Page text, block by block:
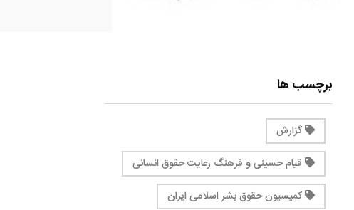
برچسب ها
گزارش
قیام حسینی و فرهنگ رعایت حقوق انسانی
کمیسیون حقوق بشر اسلامی ایران